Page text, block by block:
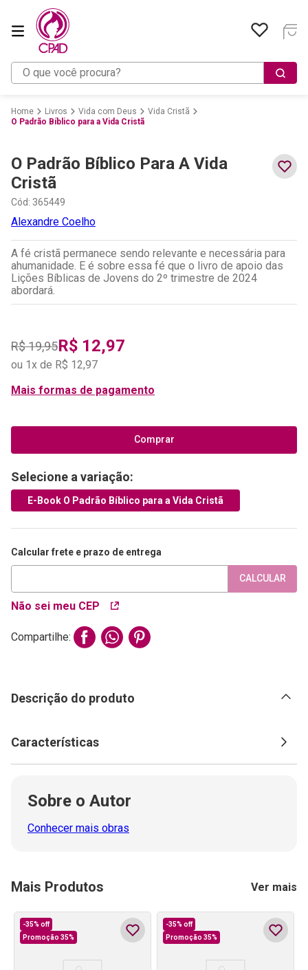
O que você procura?
Livros Vida com Deus
Vida Cristã
O Padrão Bíblico para a Vida Cristã
O Padrão Bíblico Para A Vida
Cristã
Cód: 365449
Alexandre Coelho
A fé cristã permanece sendo relevante e necessária para
ahumanidade. E é sobre essa fé que o livro de apoio das
Lições Bíblicas de Jovens do 2º trimestre de 2024
abordará.
R$19,95R$ 12,97
ou 1 x de R$ 12,97
Mais formas de pagamento
Comprar
Selecione a variação:
E-Book O Padrão Bíblico para a Vida Cristã
Calcular frete e prazo de entrega
Não sei meu CEP
CALCULAR
Compartilhe:
Descrição do produto
Características
Sobre o Autor
Conhecer mais obras
Mais Produtos Ver mais
-35% off
Promoção 35%
-35% off
Promoção 35%